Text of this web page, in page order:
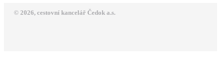
© 2026, cestovní kancelář Čedok a.s.